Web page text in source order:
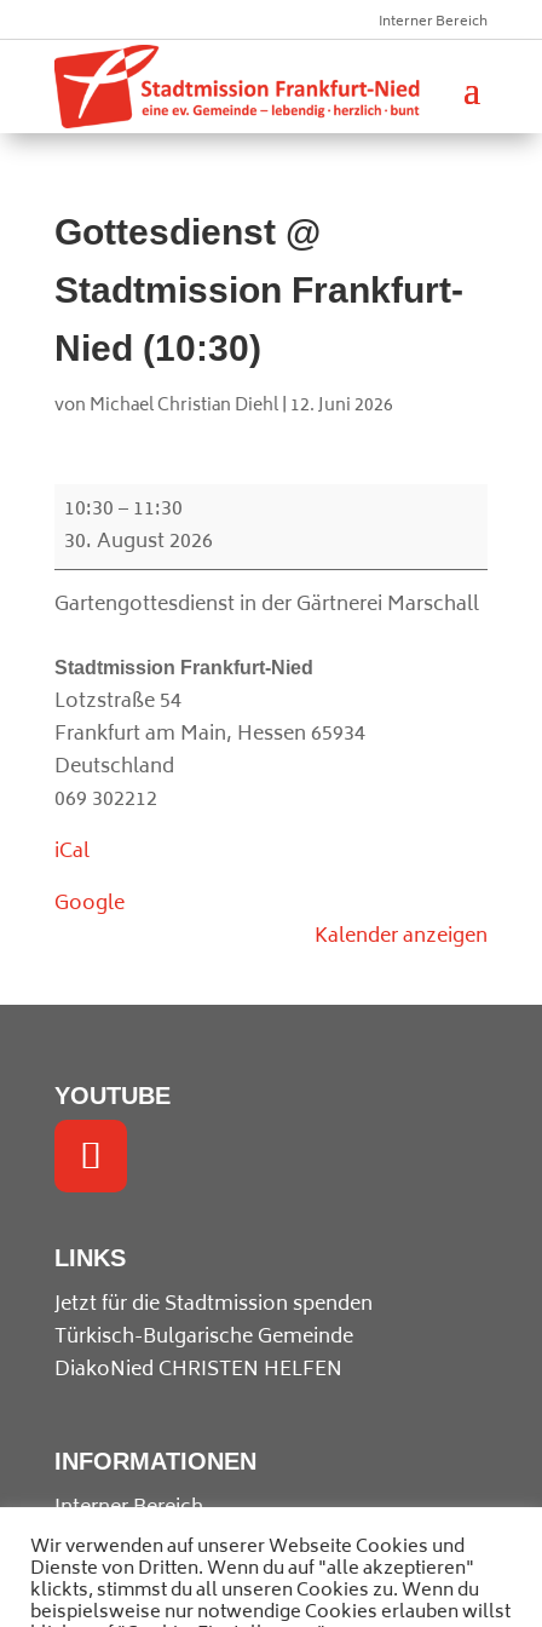
Interner Bereich
Gottesdienst @
Stadtmission Frankfurt-
Nied (10:30)
von Michael Christian Diehl| 12. Juni 2026
Gottesdienst
@
Stadtmission
Frankfurt-
(10:30)
10:30–11:30
30. August 2026
Gartengottesdienst in der Gärtnerei Marschall
Stadtmission Frankfurt-Nied
Lotzstraße 54
Frankfurt am Main, Hessen65934
Deutschland
069 302212
iCal
Google
Kalender anzeigen
YOUTUBE
LINKS
Jetzt für die Stadtmission spenden
Türkisch-Bulgarische Gemeinde
DiakoNied CHRISTEN HELFEN
INFORMATIONEN
Interner Bereich
Kontakt
Datenschutz
Impressum
Wir verwenden auf unserer Webseite Cookies und
Dienste von Dritten. Wenn du auf "alle akzeptieren"
klickts, stimmst du all unseren Cookies zu. Wenn du
beispielsweise nur notwendige Cookies erlauben willst